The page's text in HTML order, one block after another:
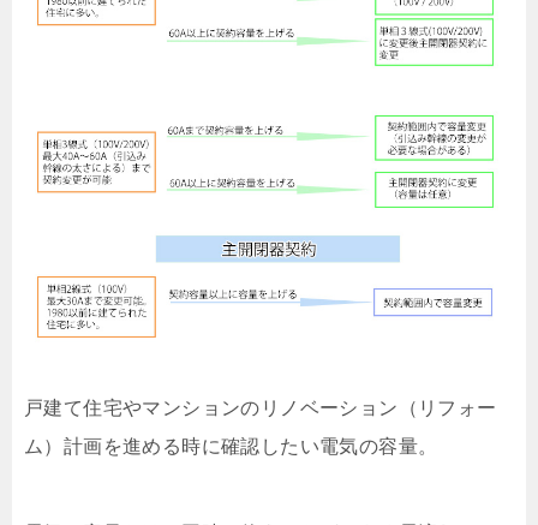
戸建て住宅やマンションのリノベーション（リフォー
ム）計画を進める時に確認したい電気の容量。